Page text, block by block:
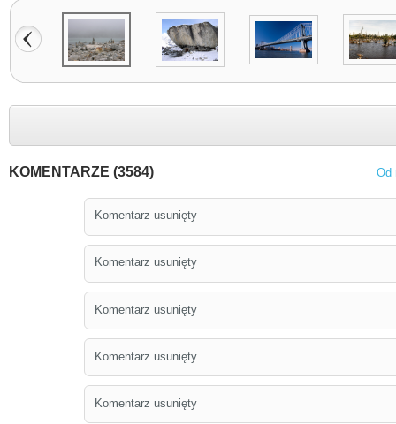
KOMENTARZE (3584) Od
Komentarz usunięty
Komentarz usunięty
Komentarz usunięty
Komentarz usunięty
Komentarz usunięty